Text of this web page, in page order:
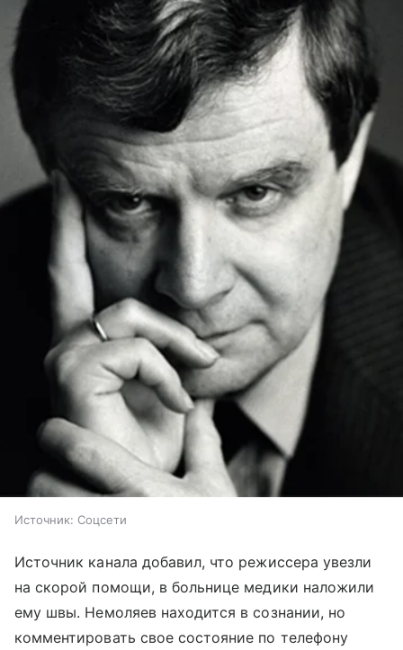
Источник: Соцсети
Источник канала добавил, что режиссера увезли
на скорой помощи, в больнице медики наложили
ему швы. Немоляев находится в сознании, но
комментировать свое состояние по телефону